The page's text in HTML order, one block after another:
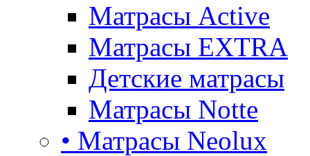
Матрасы Active
Матрасы EXTRA
Детские матрасы
Матрасы Notte
• Матрасы Neolux